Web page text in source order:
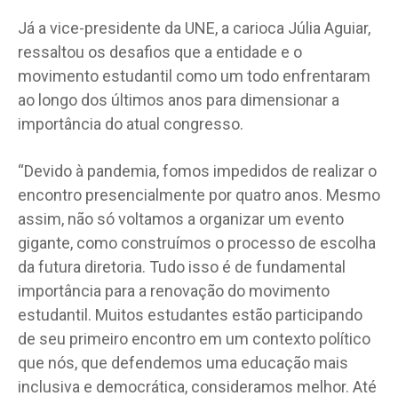
Já a vice-presidente da UNE, a carioca Júlia Aguiar,
ressaltou os desafios que a entidade e o
movimento estudantil como um todo enfrentaram
ao longo dos últimos anos para dimensionar a
importância do atual congresso.
“Devido à pandemia, fomos impedidos de realizar o
encontro presencialmente por quatro anos. Mesmo
assim, não só voltamos a organizar um evento
gigante, como construímos o processo de escolha
da futura diretoria. Tudo isso é de fundamental
importância para a renovação do movimento
estudantil. Muitos estudantes estão participando
de seu primeiro encontro em um contexto político
que nós, que defendemos uma educação mais
inclusiva e democrática, consideramos melhor. Até